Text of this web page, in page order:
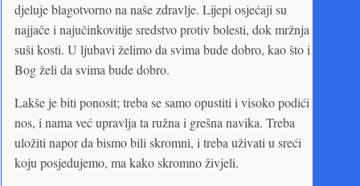
djeluje blagotvorno na naše zdravlje. Lijepi osjećaji su
najjače i najučinkovitije sredstvo protiv bolesti, dok mržnja
suši kosti. U ljubavi želimo da svima bude dobro, kao što i
Bog želi da svima bude dobro.
Lakše je biti ponosit; treba se samo opustiti i visoko podići
nos, i nama već upravlja ta ružna i grešna navika. Treba
uložiti napor da bismo bili skromni, i treba uživati u sreći
koju posjedujemo, ma kako skromno živjeli.